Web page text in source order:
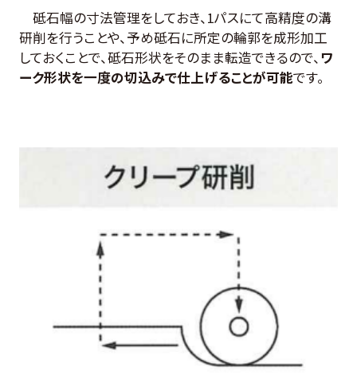
砥石幅の寸法管理をしておき、1パスにて高精度の溝
研削を行うことや、予め砥石に所定の輪郭を成形加工
しておくことで、砥石形状をそのまま転造できるので、ワ
ーク形状を一度の切込みで仕上げることが可能です。